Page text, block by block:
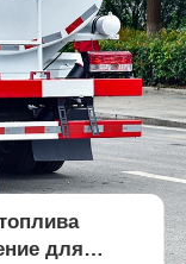
для